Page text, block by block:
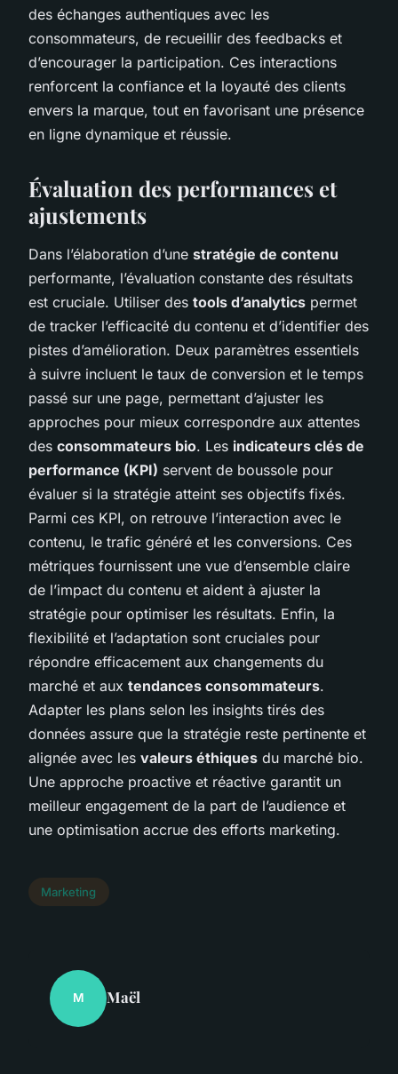
des échanges authentiques avec les
consommateurs, de recueillir des feedbacks et
d’encourager la participation. Ces interactions
renforcent la confiance et la loyauté des clients
envers la marque, tout en favorisant une présence
en ligne dynamique et réussie.
Évaluation des performances et
ajustements
Dans l’élaboration d’une stratégie de contenu
performante, l’évaluation constante des résultats
est cruciale. Utiliser des tools d’analytics permet
de tracker l’efficacité du contenu et d’identifier des
pistes d’amélioration. Deux paramètres essentiels
à suivre incluent le taux de conversion et le temps
passé sur une page, permettant d’ajuster les
approches pour mieux correspondre aux attentes
des consommateurs bio. Les indicateurs clés de
performance (KPI) servent de boussole pour
évaluer si la stratégie atteint ses objectifs fixés.
Parmi ces KPI, on retrouve l’interaction avec le
contenu, le trafic généré et les conversions. Ces
métriques fournissent une vue d’ensemble claire
de l’impact du contenu et aident à ajuster la
stratégie pour optimiser les résultats. Enfin, la
flexibilité et l’adaptation sont cruciales pour
répondre efficacement aux changements du
marché et aux tendances consommateurs.
Adapter les plans selon les insights tirés des
données assure que la stratégie reste pertinente et
alignée avec les valeurs éthiques du marché bio.
Une approche proactive et réactive garantit un
meilleur engagement de la part de l’audience et
une optimisation accrue des efforts marketing.
Marketing
M Maël